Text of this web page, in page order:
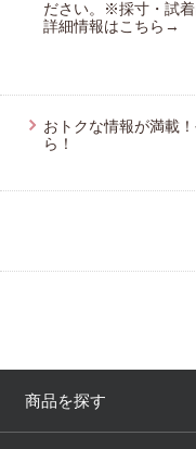
ハンロ
アツコマタノ
ださい。※採寸・試着
詳細情報はこちら→
おトクな情報が満載
ら！
商品を探す